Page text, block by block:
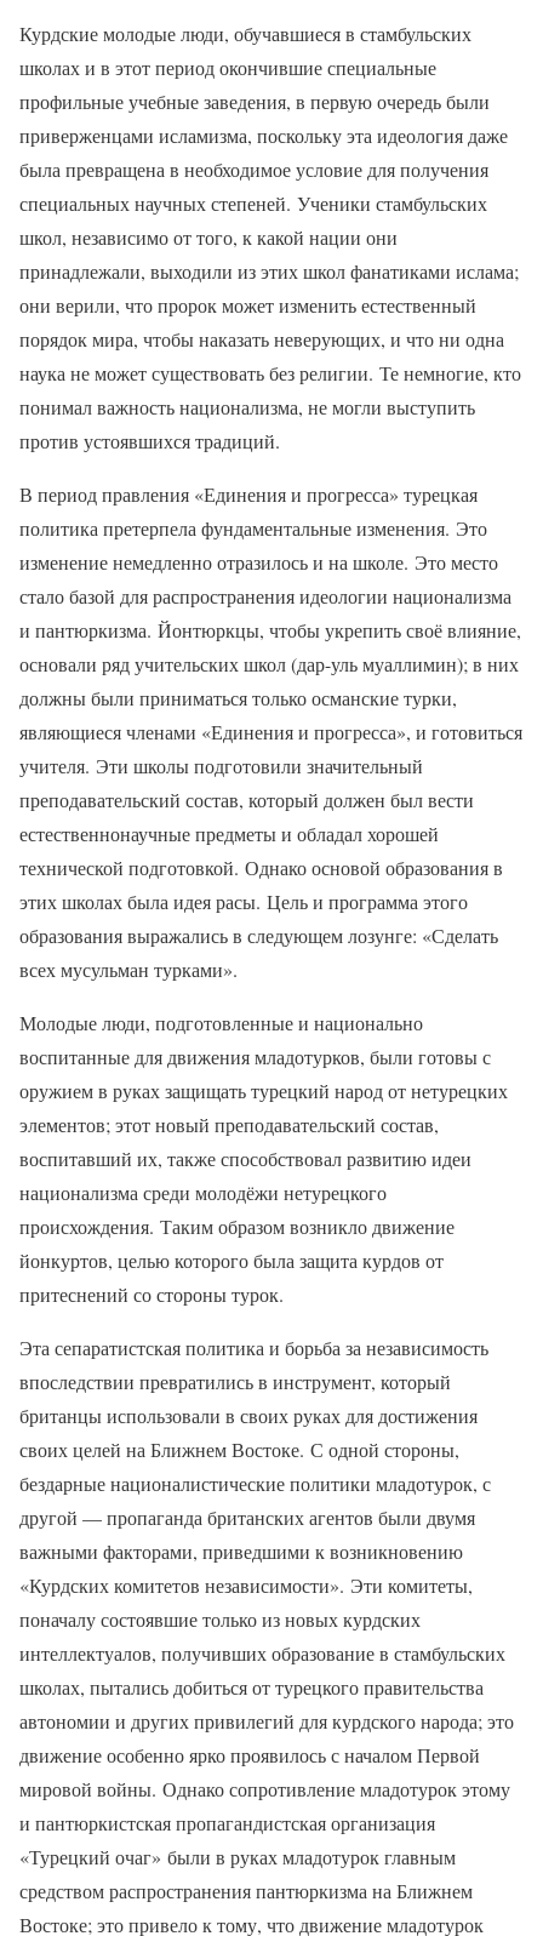
Курдские молодые люди, обучавшиеся в стамбульских
школах и в этот период окончившие специальные
профильные учебные заведения, в первую очередь были
приверженцами исламизма, поскольку эта идеология даже
была превращена в необходимое условие для получения
специальных научных степеней. Ученики стамбульских
школ, независимо от того, к какой нации они
принадлежали, выходили из этих школ фанатиками ислама;
они верили, что пророк может изменить естественный
порядок мира, чтобы наказать неверующих, и что ни одна
наука не может существовать без религии. Те немногие, кто
понимал важность национализма, не могли выступить
против устоявшихся традиций.
В период правления «Единения и прогресса» турецкая
политика претерпела фундаментальные изменения. Это
изменение немедленно отразилось и на школе. Это место
стало базой для распространения идеологии национализма
и пантюркизма. Йонтюркцы, чтобы укрепить своё влияние,
основали ряд учительских школ (дар-уль муаллимин); в них
должны были приниматься только османские турки,
являющиеся членами «Единения и прогресса», и готовиться
учителя. Эти школы подготовили значительный
преподавательский состав, который должен был вести
естественнонаучные предметы и обладал хорошей
технической подготовкой. Однако основой образования в
этих школах была идея расы. Цель и программа этого
образования выражались в следующем лозунге: «Сделать
всех мусульман турками».
Молодые люди, подготовленные и национально
воспитанные для движения младотурков, были готовы с
оружием в руках защищать турецкий народ от нетурецких
элементов; этот новый преподавательский состав,
воспитавший их, также способствовал развитию идеи
национализма среди молодёжи нетурецкого
происхождения. Таким образом возникло движение
йонкуртов, целью которого была защита курдов от
притеснений со стороны турок.
Эта сепаратистская политика и борьба за независимость
впоследствии превратились в инструмент, который
британцы использовали в своих руках для достижения
своих целей на Ближнем Востоке. С одной стороны,
бездарные националистические политики младотурок, с
другой — пропаганда британских агентов были двумя
важными факторами, приведшими к возникновению
«Курдских комитетов независимости». Эти комитеты,
поначалу состоявшие только из новых курдских
интеллектуалов, получивших образование в стамбульских
школах, пытались добиться от турецкого правительства
автономии и других привилегий для курдского народа; это
движение особенно ярко проявилось с началом Первой
мировой войны. Однако сопротивление младотурок этому
и пантюркистская пропагандистская организация
«Турецкий очаг» были в руках младотурок главным
средством распространения пантюркизма на Ближнем
Востоке; это привело к тому, что движение младотурок